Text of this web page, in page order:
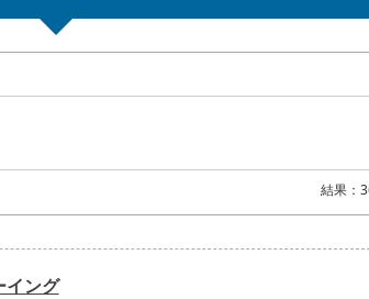
結果：
イング